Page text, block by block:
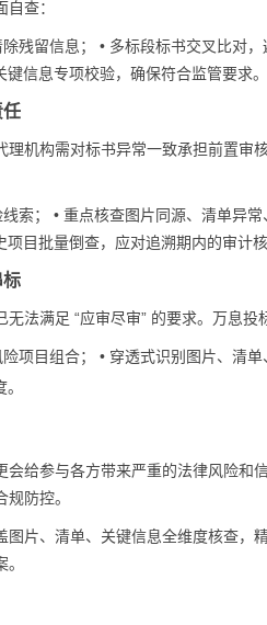
查：
残留信息； • 多标段标书交叉比对
信息专项校验，确保符合监管要求。
任
理机构需对标书异常一致承担前置审
索； • 重点核查图片同源、清单异
目批量倒查，应对追溯期内的审计核
标
法满足 “应审尽审” 的要求。万息投
项目组合； • 穿透式识别图片、清
给参与各方带来严重的法律风险和
防控。
片、清单、关键信息全维度核查，